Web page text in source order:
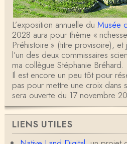
L’exposition annuelle du Musée
2028 aura pour thème «
Préhistoire » (titre provisoire),
l’un des deux commissaires
ma collègue Stéphanie Bréhard.
Il est encore un peu tôt pour
pas pour mettre une croix dans
sera ouverte du 17 novembre
LIENS UTILES